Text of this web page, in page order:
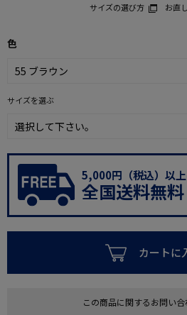
サイズの選び方 お直
色
サイズを選ぶ
5,000円（税込）以
全国送料無料
カートに
この商品に関するお問い